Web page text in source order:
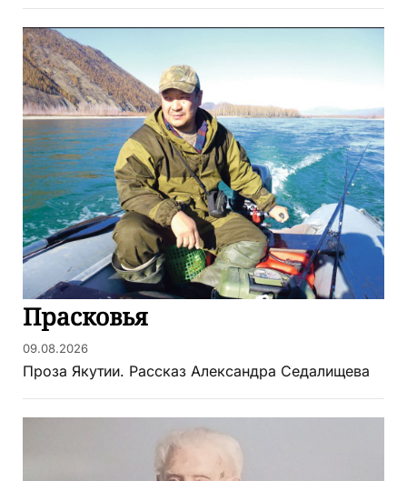
Прасковья
09.08.2026
Проза Якутии. Рассказ Александра Седалищева